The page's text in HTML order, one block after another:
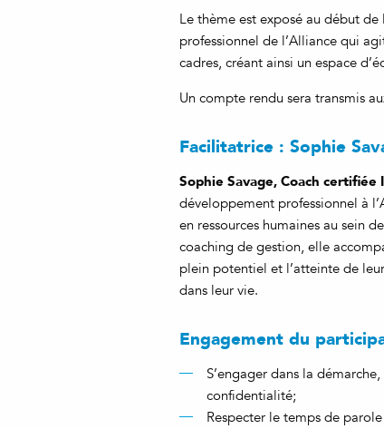
Le thème est exposé au début
professionnel de l’Alliance qui
cadres, créant ainsi un espace
Un compte rendu sera transmis
Facilitatrice : Sophie
Sophie Savage, Coach certifiée
développement professionnel à
en ressources humaines au sein
coaching de gestion, elle
plein potentiel et l’atteinte de
dans leur vie.
Engagementdu
S’engager dans la
confidentialité;
Respecter le temps de